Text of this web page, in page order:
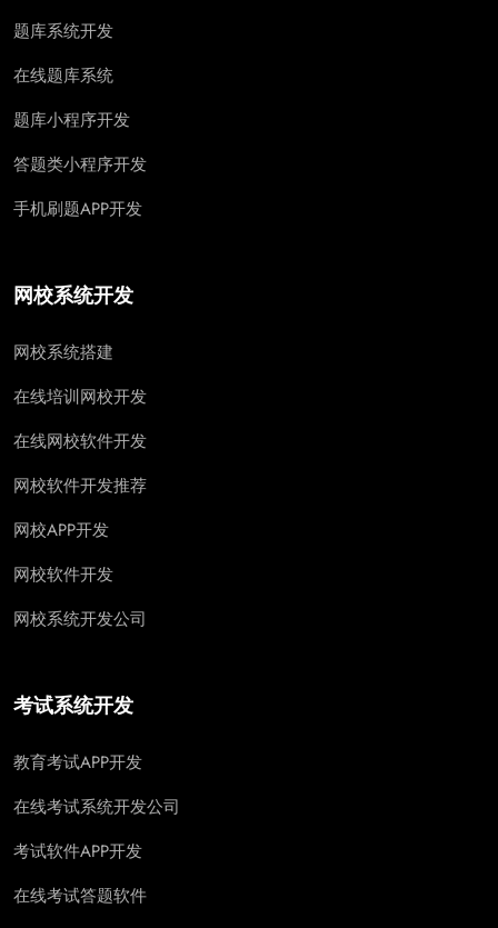
题库系统开发
在线题库系统
题库小程序开发
答题类小程序开发
手机刷题APP开发
网校系统开发
网校系统搭建
在线培训网校开发
在线网校软件开发
网校软件开发推荐
网校APP开发
网校软件开发
网校系统开发公司
考试系统开发
教育考试APP开发
在线考试系统开发公司
考试软件APP开发
在线考试答题软件